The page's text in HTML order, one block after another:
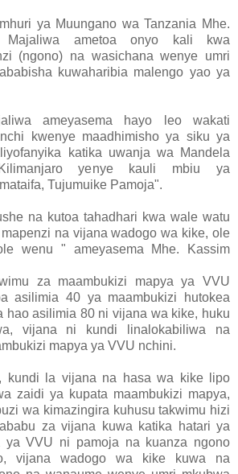
ya Muungano wa Tanzania Mhe.
Majaliwa ametoa onyo kali kwa
(ngono) na wasichana wenye umri
kuwaharibia malengo yao ya
ameyasema hayo leo wakati
kwenye maadhimisho ya siku ya
katika uwanja wa Mandela
yenye kauli mbiu ya
Tujumuike Pamoja".
na kutoa tahadhari kwa wale watu
na vijana wadogo wa kike, ole
wenu " ameyasema Mhe. Kassim
za maambukizi mapya ya VVU
asilimia 40 ya maambukizi hutokea
hao asilimia 80 ni vijana wa kike, huku
vijana ni kundi linalokabiliwa na
mapya ya VVU nchini.
kundi la vijana na hasa wa kike lipo
zaidi ya kupata maambukizi mapya,
wa kimazingira kuhusu takwimu hizi
za vijana kuwa katika hatari ya
ya VVU ni pamoja na kuanza ngono
vijana wadogo wa kike kuwa na